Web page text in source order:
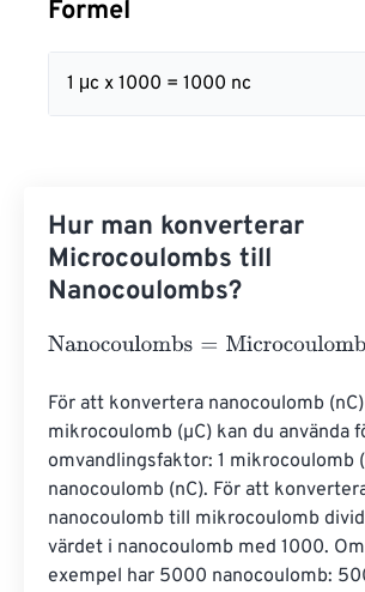
Formel
1 μc x 1000 = 1000 nc
Hur man konverterar
Microcoulombs till
Nanocoulombs?
Nanocoulombs=Microcoulombs×
För att konvertera nanocoulomb
mikrocoulomb (µC) kan du använda
omvandlingsfaktor: 1 mikrocoulomb
nanocoulomb (nC). För att
nanocoulomb till mikrocoulomb
värdet i nanocoulomb med 1000.
exempel har 5000 nanocoulomb: